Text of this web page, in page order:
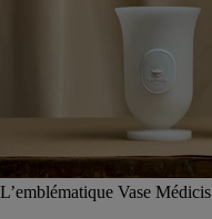
L’emblématique Vase Médicis